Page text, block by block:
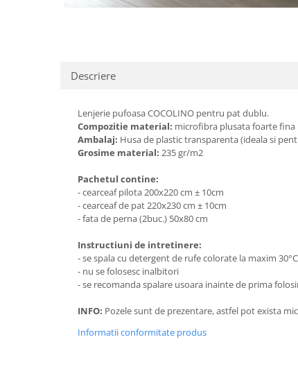
Descriere
Lenjerie pufoasa COCOLINO pentru pat dublu.
Compozitie material: microfibra plusata foarte fina
Ambalaj: Husa de plastic transparenta (ideala si
Grosime material: 235 gr/m2
Pachetul contine:
- cearceaf pilota 200x220 cm ± 10cm
- cearceaf de pat 220x230 cm ± 10cm
- fata de perna (2buc.) 50x80 cm
Instructiuni de intretinere:
- se spala cu detergent de rufe colorate la maxim
- nu se folosesc inalbitori
- se recomanda spalare usoara inainte de prima
INFO: Pozele sunt de prezentare, astfel pot exista
Informatii conformitate produs